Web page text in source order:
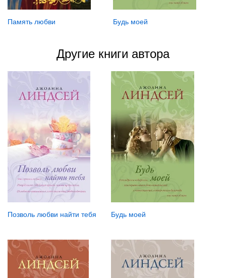
Память любви Будь моей
Другие книги автора
Позволь любви найти тебя Будь моей